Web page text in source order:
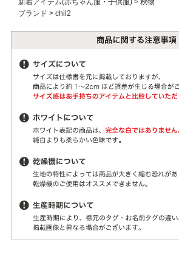
新着アイテム(赤ちゃん服・子供服)> 秋物
ブランド > chil2